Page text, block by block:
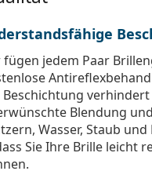
fügen jedem Paar
Beschichtung verhindert
Blendung
Wasser, Staub und
Sie Ihre Brille leicht